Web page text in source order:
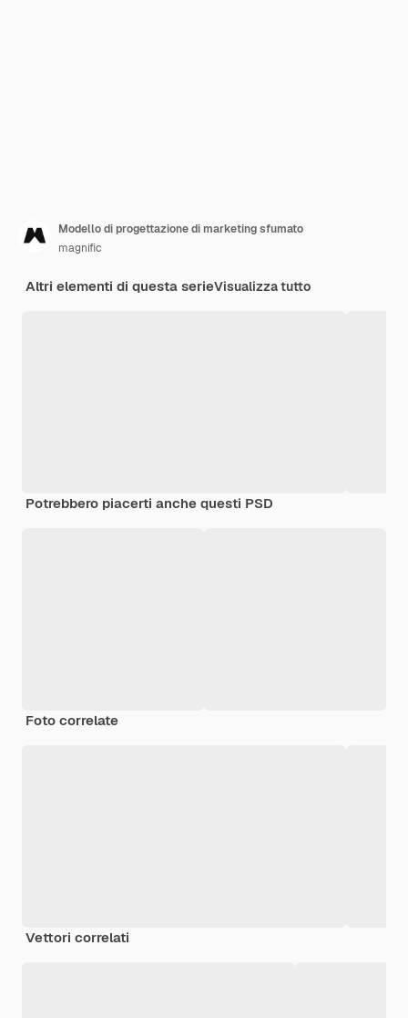
Modello di progettazione di marketing sfumato
magnific
Altri elementi di questa serieVisualizza tutto
Potrebbero piacerti anche questi PSD
Foto correlate
Vettori correlati